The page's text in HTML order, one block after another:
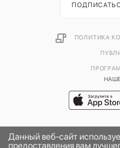
ПОЛИТИКА
Данный веб-сайт
предоставления вам